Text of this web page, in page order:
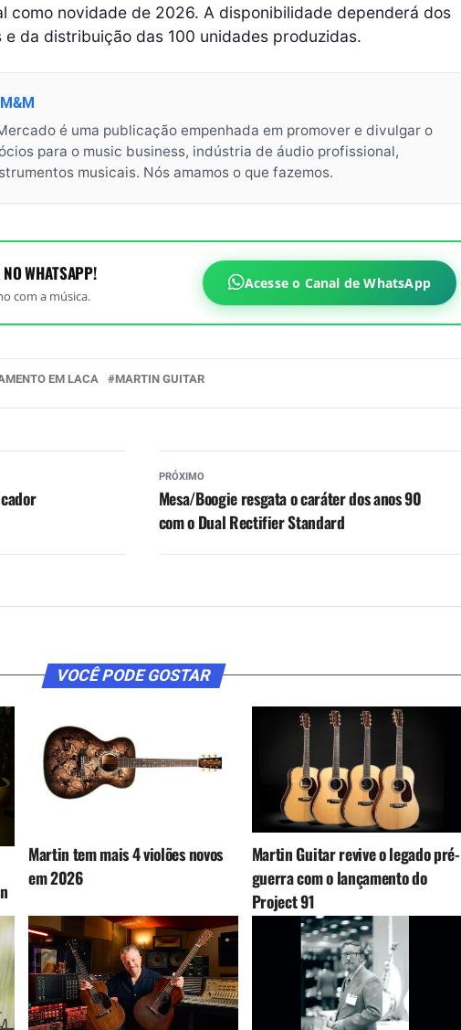
como novidade de 2026. A disponibilidade dependerá dos
da distribuição das 100 unidades produzidas.
é uma publicação empenhada em promover e divulgar o
para o music business, indústria de áudio profissional,
musicais. Nós amamos o que fazemos.
WHATSAPP!
com a música.
Acesse o Canal de WhatsApp
EM LACA MARTIN GUITAR
PRÓXIMO
Mesa/Boogie resgata o caráter dos anos 90
com o Dual Rectifier Standard
VOCÊ PODE GOSTAR
Martin tem mais 4 violões novos
em 2026
Martin Guitar revive o legado pré-
guerra com o lançamento do
Project 91